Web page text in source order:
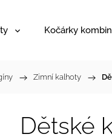
Kočárky
/ Zimní kalhoty /
Dětské